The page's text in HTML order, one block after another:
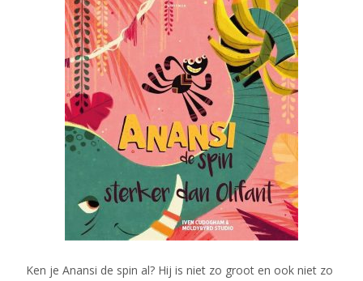
Ken je Anansi de spin al? Hij is niet zo groot en ook niet zo